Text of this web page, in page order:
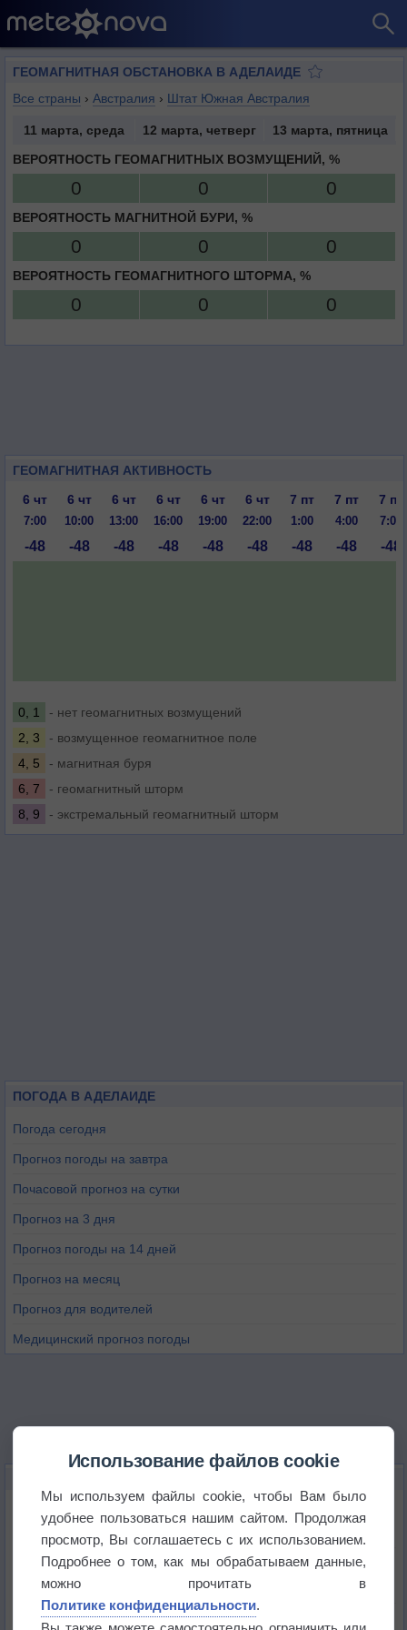
ГЕОМАГНИТНАЯ ОБСТАНОВКА В АДЕЛАИДЕ
Все страны › Австралия › Штат Южная Австралия
11 марта, среда 12 марта, четверг
13 марта, пятница
ВЕРОЯТНОСТЬ ГЕОМАГНИТНЫХ ВОЗМУЩЕНИЙ, %
0 0 0
ВЕРОЯТНОСТЬ МАГНИТНОЙ БУРИ, %
0 0 0
ВЕРОЯТНОСТЬ ГЕОМАГНИТНОГО ШТОРМА, %
0 0 0
ГЕОМАГНИТНАЯ АКТИВНОСТЬ
6 чт
6 чт 6 чт 6 чт 6 чт 6 чт 7 пт 7 пт 7 пт
7:00 10:00 13:00 16:00 19:00 22:00 1:00 4:00 7:00
-48 -48 -48 -48 -48 -48 -48 -48 -48
0, 1
- нет геомагнитных возмущений
2, 3
- возмущенное геомагнитное поле
4, 5
- магнитная буря
6, 7
- геомагнитный шторм
8, 9
- экстремальный геомагнитный шторм
ПОГОДА В АДЕЛАИДЕ
Погода сегодня
Прогноз погоды на завтра
Почасовой прогноз на сутки
Прогноз на 3 дня
Прогноз погоды на 14 дней
Прогноз на месяц
Прогноз для водителей
Медицинский прогноз погоды
Июль в России стал самым тёплым за всю
историю
В Центральной России наступают самые жаркие
Дневная температура воздуха в ОАЭ превысила
Использование файлов cookie
Мы используем файлы cookie, чтобы Вам было
удобнее пользоваться нашим сайтом. Продолжая
просмотр, Вы соглашаетесь с их использованием.
Подробнее о том, как мы обрабатываем данные,
можно прочитать в
Политике конфиденциальности.